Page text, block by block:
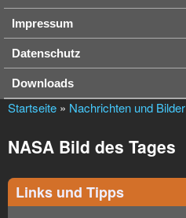
Impressum
Datenschutz
Downloads
Startseite » Nachrichten und Bilder
NASA Bild des Tages
Links und Tipps